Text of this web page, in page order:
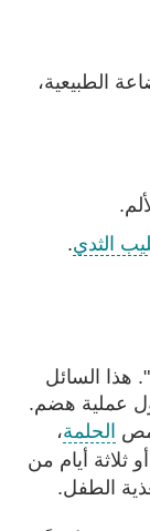
الطبيعية،
الثدي.
هذا السائل
عملية هضم.
الحلمة،
ثلاثة أيام من
الطفل.